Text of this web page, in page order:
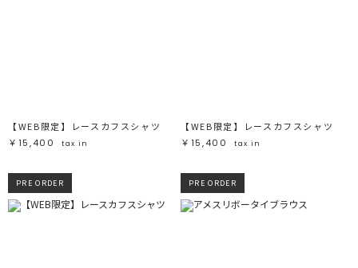
【WEB限定】レースカフスシャツ
￥15,400
tax in
【WEB限定】レースカフスシャツ
￥15,400
tax in
PRE ORDER PRE ORDER